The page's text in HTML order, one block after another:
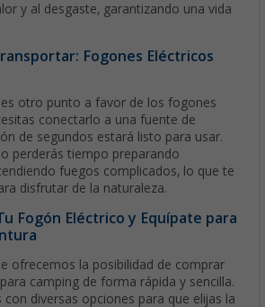
y al desgaste, garantizando una vida
Fogones Eléctricos
otro punto a favor de los fogones
conectarlo a una fuente de
de segundos estará listo para usar.
perderás tiempo preparando
fuegos complicados, lo que te
disfrutar de la naturaleza.
Fogón Eléctrico y Equípate para
ofrecemos la posibilidad de comprar
camping de forma rápida y sencilla.
diversas opciones para que elijas la